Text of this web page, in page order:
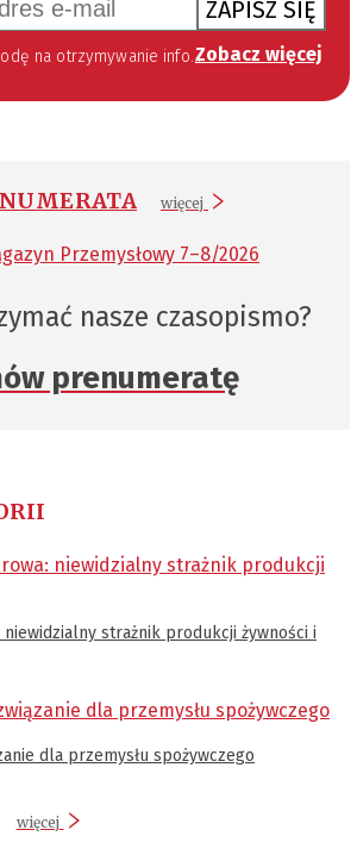
ZAPISZ SIĘ
poczty elektronicznej zgodnie z przepisem art. 10 ust 2 ustawy z dnia 18 lipca 2002 roku o świadczeniu usług drogą elektroniczną (Dz. U. 144 z 2002 r. poz. 1204). Zgoda jest dobrowolna, jednak jej wyrażenie jest konieczne, aby otrzymywać newsletter. Zobacz więcej
więcej
nasze czasopismo?
prenumeratę
niewidzialny strażnik produkcji żywności i
dla przemysłu spożywczego
więcej